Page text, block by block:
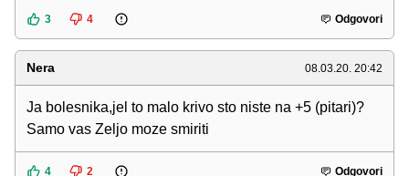
3 4 Odgovori
Nera 08.03.20. 20:42
Ja bolesnika,jel to malo krivo sto niste na +5 (pitari)?
Samo vas Zeljo moze smiriti
4 2 Odgovori